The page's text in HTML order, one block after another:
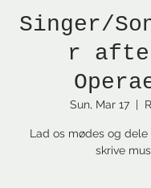
Singer/
r
Sun, Mar 17
  |
Lad os mødes og
skrive